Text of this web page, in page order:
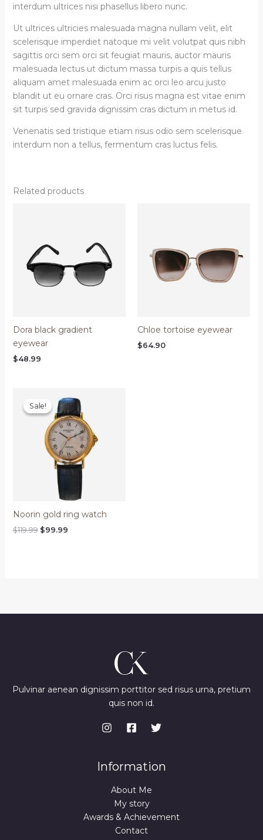
interdum ultrices nisi phasellus libero nunc.
Ut ultrices ultricies malesuada magna nullam velit, elit
scelerisque imperdiet natoque mi velit volutpat quis nibh
sagittis orci sem orci sit feugiat mauris, auctor mauris
malesuada lectus ut dictum massa turpis a quis tellus
aliquam amet malesuada enim ac orci leo arcu justo
blandit ut eu ornare cras. Orci risus magna est vitae enim
sit turpis sed gravida dignissim cras dictum in metus id.
Venenatis sed tristique etiam risus odio sem scelerisque
interdum non a tellus, fermentum cras luctus felis.
Related products
Dora black gradient
eyewear
$48.99
Chloe tortoise eyewear
$64.90
Sale!
Sale!
Noorin gold ring watch
$119.99 Original
$99.99Current
Pulvinar aenean dignissim porttitor sed risus urna, pretium
quis non id.
Information
About Me
My story
Awards & Achievement
Contact